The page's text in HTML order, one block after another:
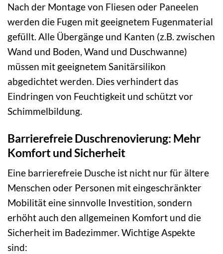
Nach der Montage von Fliesen oder Paneelen
werden die Fugen mit geeignetem Fugenmaterial
gefüllt. Alle Übergänge und Kanten (z.B. zwischen
Wand und Boden, Wand und Duschwanne)
müssen mit geeignetem Sanitärsilikon
abgedichtet werden. Dies verhindert das
Eindringen von Feuchtigkeit und schützt vor
Schimmelbildung.
Barrierefreie Duschrenovierung: Mehr
Komfort und Sicherheit
Eine barrierefreie Dusche ist nicht nur für ältere
Menschen oder Personen mit eingeschränkter
Mobilität eine sinnvolle Investition, sondern
erhöht auch den allgemeinen Komfort und die
Sicherheit im Badezimmer. Wichtige Aspekte
sind: